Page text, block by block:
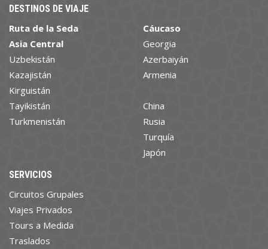
DESTINOS DE VIAJE
Ruta de la Seda
Asia Central
Uzbekistán
Kazajistán
Kirguistán
Tayikistán
Turkmenistán
Cáucaso
Georgia
Azerbaiyán
Armenia
China
Rusia
Turquía
Japón
SERVICIOS
Circuitos Grupales
Viajes Privados
Tours a Medida
Traslados